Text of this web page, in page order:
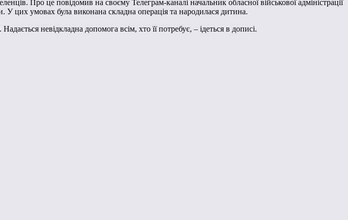
Про це повідомив на своєму Телеграм-каналі начальник обласної військової адміністрації
цих умовах була виконана складна операція та народилася дитина.
невідкладна допомога всім, хто її потребує, – ідеться в дописі.